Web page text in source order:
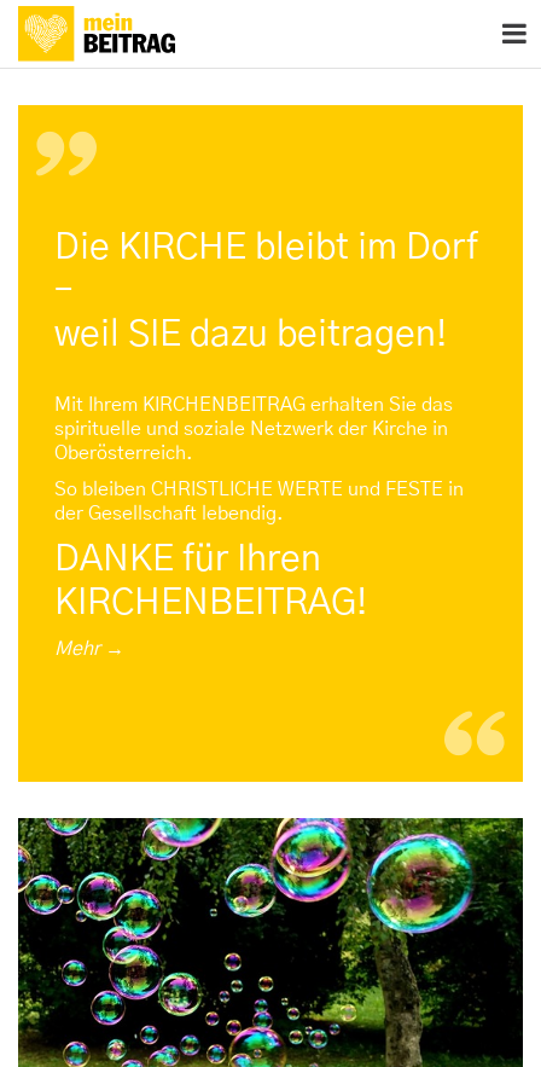
Die KIRCHE bleibt im Dorf
–
weil SIE dazu beitragen!
Mit Ihrem KIRCHENBEITRAG erhalten Sie das
spirituelle und soziale Netzwerk der Kirche in
Oberösterreich.
So bleiben CHRISTLICHE WERTE und FESTE in
der Gesellschaft lebendig.
DANKE für Ihren
KIRCHENBEITRAG!
Mehr →